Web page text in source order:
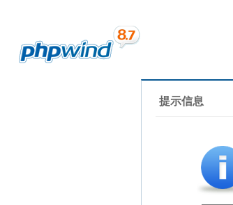
提示信息